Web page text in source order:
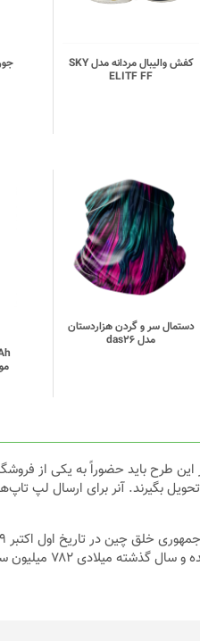
کفش والیبال مردانه مدل SKY
ELITF FF
مختلفی
گزینه
ها
محصول
انتخاب
شوند
دستمال سر و گردن هزاردستان
مدل das26
این
محصول
دارای
انواع
مختلفی
می
گزینه
ها
محصول
انتخاب
شوند
این طرح باید حضوراً به یکی از
تفریحی داخلی طی یک هفته انجام شد.